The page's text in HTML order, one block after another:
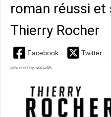
roman réussi
Thierry Rocher
Facebook Twitter
powered by social2s